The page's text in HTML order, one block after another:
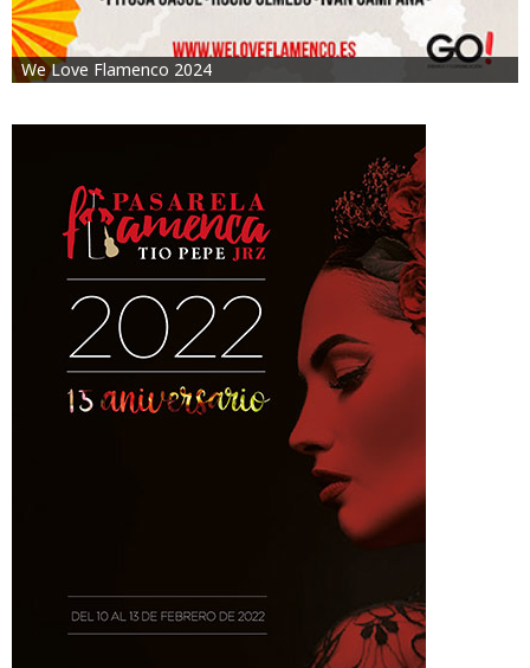
We Love Flamenco 2024